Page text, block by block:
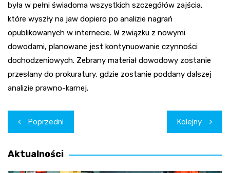
była w pełni świadoma wszystkich szczegółów zajścia,
które wyszły na jaw dopiero po analizie nagrań
opublikowanych w internecie. W związku z nowymi
dowodami, planowane jest kontynuowanie czynności
dochodzeniowych. Zebrany materiał dowodowy zostanie
przesłany do prokuratury, gdzie zostanie poddany dalszej
analizie prawno-karnej.
Nawigacja
wpisu
Poprzedni Kolejny
Aktualności